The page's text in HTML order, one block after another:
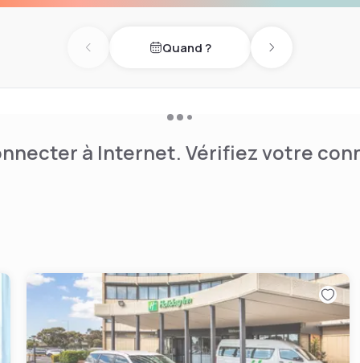
Previous dayQuand ? Next day
à Internet. Vérifiez votre